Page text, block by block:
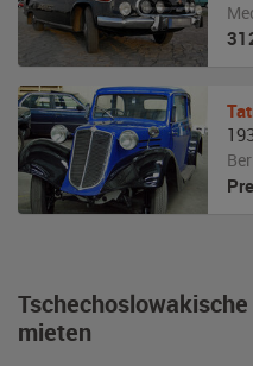
mieten